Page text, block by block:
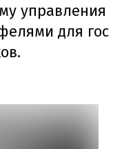
управления
для гос